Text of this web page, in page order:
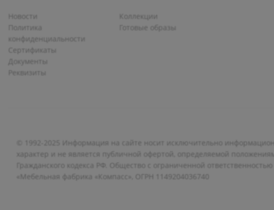
Новости
Политика
конфиденциальности
Сертификаты
Документы
Реквизиты
Коллекции
Готовые образы
© 1992-2025 Информация на сайте носит исключительно
характер и не является публичной офертой, определяемой
Гражданского кодекса РФ. Общество с ограниченной ответственностью
«Мебельная фабрика «Компасс», ОГРН 1149204036740